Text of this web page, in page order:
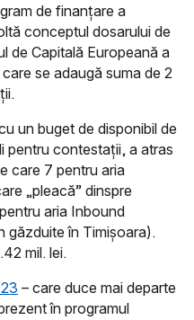
de finanțare a
conceptul dosarului de
de Capitală Europeană a
se adaugă suma de 2
un buget de disponibil de
pentru contestații, a atras
care 7 pentru aria
„pleacă” dinspre
aria Inbound
găzduite în Timișoara).
mil. lei.
– care duce mai departe
în programul